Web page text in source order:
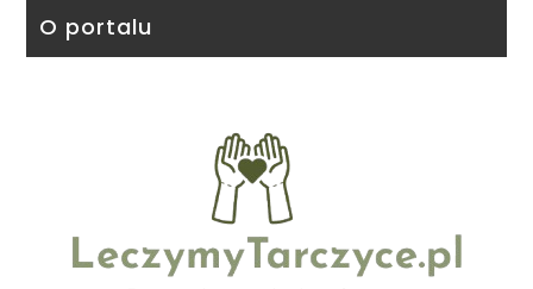
O portalu